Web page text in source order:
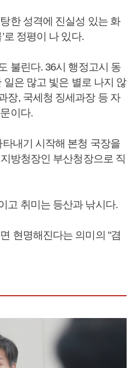
한 성격에 진실성 있는 화
로 정평이 나 있다.
불린다. 36시 행정고시 동
일은 많고 빛은 별로 나지 않
장, 국세청 징세과장 등 자
이다.
내기 시작해 본청 국장을
방청장인 부산청장으로 직
고 취미는 등산과 낚시다.
현명해진다는 의미의 "겸